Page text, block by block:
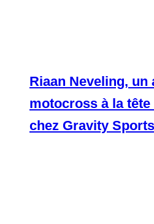
Riaan Neveling, un
motocross à la
chez Gravity